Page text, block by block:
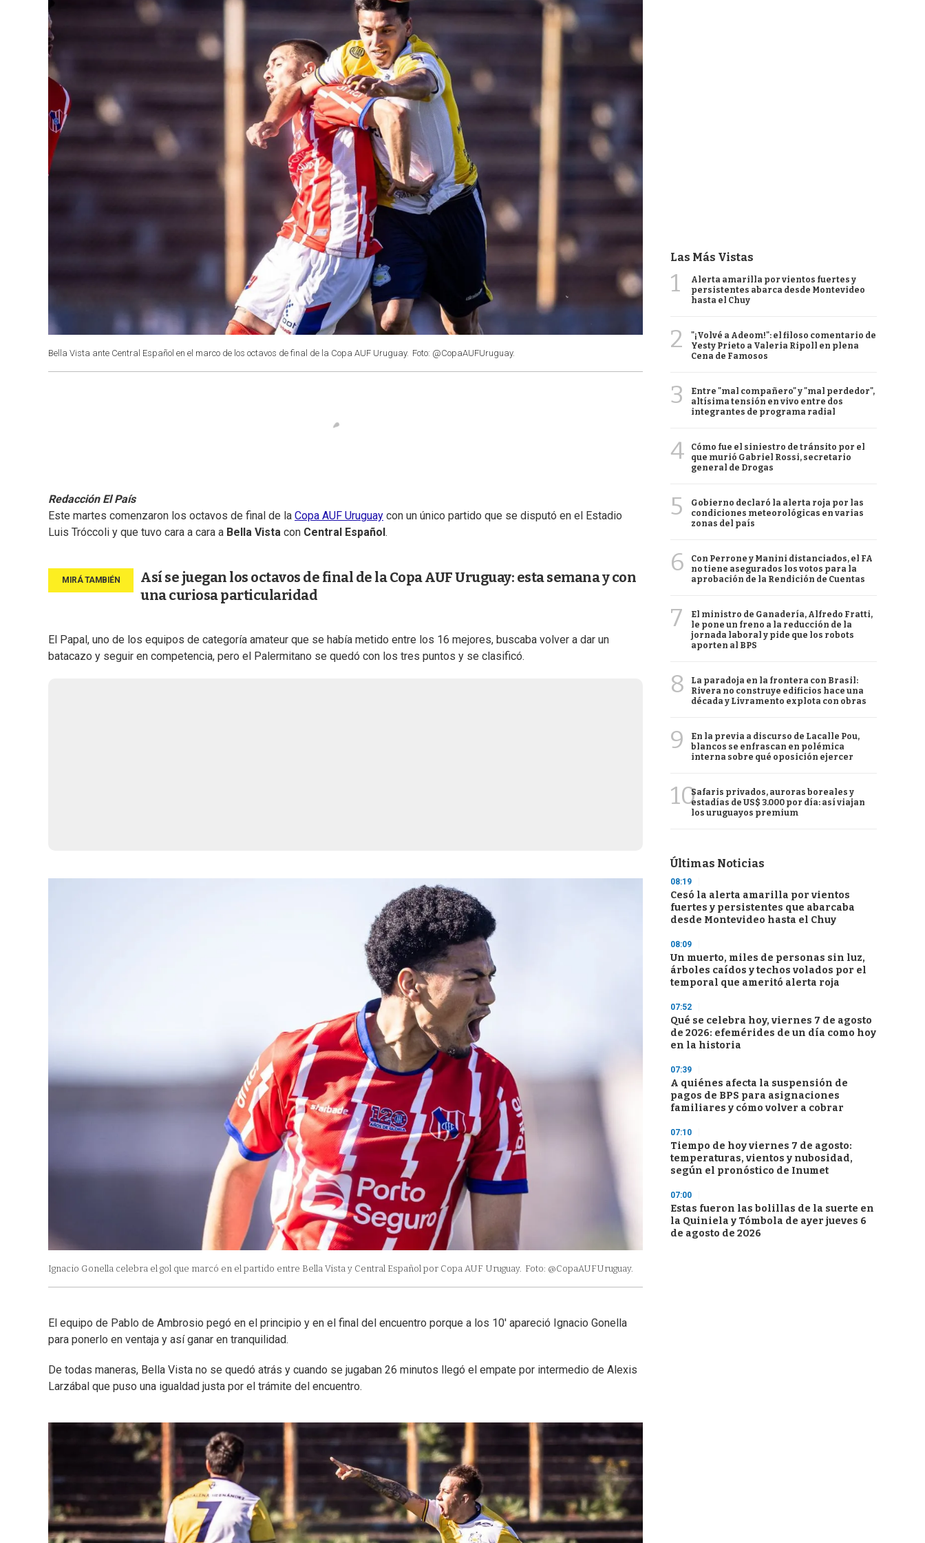
Bella Vista ante Central Español en el marco de los octavos de final de la Copa AUF Uruguay. Foto: @CopaAUFUruguay.
Redacción El País
Este martes comenzaron los octavos de final de la Copa AUF Uruguay con un único partido que se disputó en el Estadio
Luis Tróccoli y que tuvo cara a cara a Bella Vista con Central Español .
Así se juegan los octavos de final de la Copa AUF Uruguay: esta semana y con
una curiosa particularidad
El Papal, uno de los equipos de categoría amateur que se había metido entre los 16 mejores, buscaba volver a dar un
batacazo y seguir en competencia, pero el Palermitano se quedó con los tres puntos y se clasificó.
Ignacio Gonella celebra el gol que marcó en el partido entre Bella Vista y Central Español por Copa AUF Uruguay. Foto: @CopaAUFUruguay.
El equipo de Pablo de Ambrosio pegó en el principio y en el final del encuentro porque a los 10' apareció Ignacio Gonella
para ponerlo en ventaja y así ganar en tranquilidad.
De todas maneras, Bella Vista no se quedó atrás y cuando se jugaban 26 minutos llegó el empate por intermedio de Alexis
Larzábal que puso una igualdad justa por el trámite del encuentro.
Las Más Vistas
1
Alerta amarilla por vientos fuertes y
persistentes abarca desde Montevideo
hasta el Chuy
2
"¡Volvé a Adeom!": el filoso comentario de
Yesty Prieto a Valeria Ripoll en plena
Cena de Famosos
3
Entre "mal compañero" y "mal perdedor",
altísima tensión en vivo entre dos
integrantes de programa radial
4
Cómo fue el siniestro de tránsito por el
que murió Gabriel Rossi, secretario
general de Drogas
5
Gobierno declaró la alerta roja por las
condiciones meteorológicas en varias
zonas del país
6
Con Perrone y Manini distanciados, el FA
no tiene asegurados los votos para la
aprobación de la Rendición de Cuentas
7
El ministro de Ganadería, Alfredo Fratti,
le pone un freno a la reducción de la
jornada laboral y pide que los robots
aporten al BPS
8
La paradoja en la frontera con Brasil:
Rivera no construye edificios hace una
década y Livramento explota con obras
9
En la previa a discurso de Lacalle Pou,
blancos se enfrascan en polémica
interna sobre qué oposición ejercer
10Safaris privados, auroras boreales y
estadías de US$ 3.000 por día: así viajan
los uruguayos premium
Últimas Noticias
08:19
Cesó la alerta amarilla por vientos
fuertes y persistentes que abarcaba
desde Montevideo hasta el Chuy
08:09
Un muerto, miles de personas sin luz,
árboles caídos y techos volados por el
temporal que ameritó alerta roja
07:52
Qué se celebra hoy, viernes 7 de agosto
de 2026: efemérides de un día como hoy
en la historia
07:39
A quiénes afecta la suspensión de
pagos de BPS para asignaciones
familiares y cómo volver a cobrar
07:10
Tiempo de hoy viernes 7 de agosto:
temperaturas, vientos y nubosidad,
según el pronóstico de Inumet
07:00
Estas fueron las bolillas de la suerte en
la Quiniela y Tómbola de ayer jueves 6
de agosto de 2026